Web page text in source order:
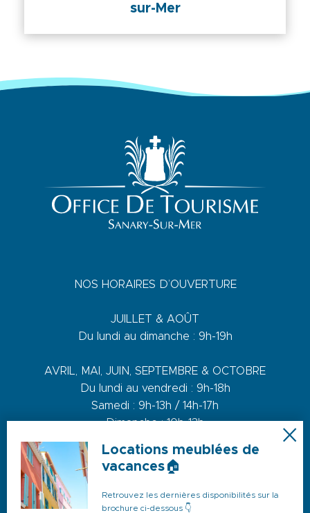
sur-Mer
NOS HORAIRES D’OUVERTURE
JUILLET & AOÛT
Du lundi au dimanche : 9h-19h
AVRIL, MAI, JUIN, SEPTEMBRE & OCTOBRE
Du lundi au vendredi : 9h-18h
Samedi : 9h-13h / 14h-17h
Dimanche : 10h-13h
DE NOVEMBRE A MARS
Du lundi au vendredi : 9h-12h30 / 14h-17h30
Samedi : 9h-12h30 / 14h-17h
Locations meublées de
vacances🏠
Retrouvez les dernières disponibilités sur la
brochure ci-dessous 👇